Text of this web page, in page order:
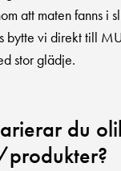
att maten fanns i
bytte vi direkt till
stor glädje.
du